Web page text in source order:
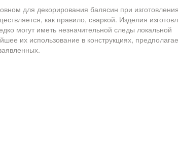
для декорирования балясин при изготовления
как правило, сваркой. Изделия
могут иметь незначительной следы локальной
их использование в конструкциях,